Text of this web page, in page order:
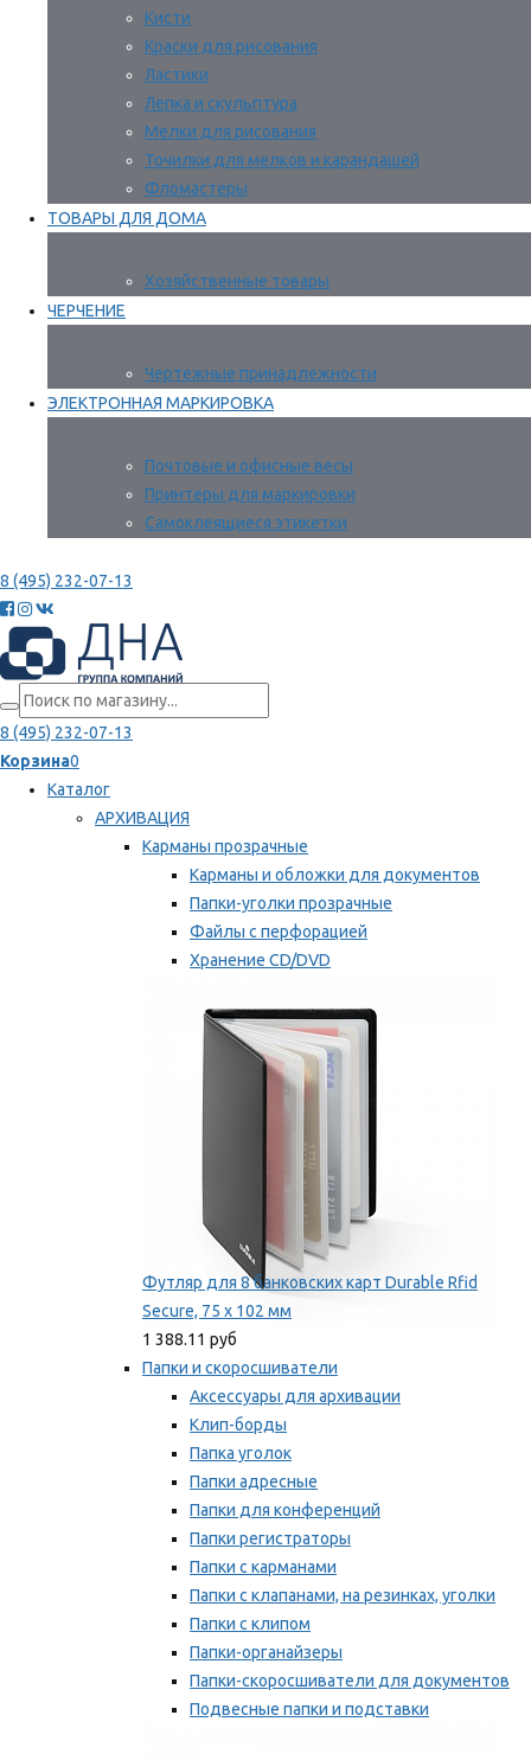
Кисти
Краски для рисования
Ластики
Лепка и скульптура
Мелки для рисования
Точилки для мелков и карандашей
Фломастеры
ТОВАРЫ ДЛЯ ДОМА
Хозяйственные товары
ЧЕРЧЕНИЕ
Чертежные принадлежности
ЭЛЕКТРОННАЯ МАРКИРОВКА
Почтовые и офисные весы
Принтеры для маркировки
Самоклеящиеся этикетки
8 (495) 232-07-13
8 (495) 232-07-13
Корзина0
Каталог
АРХИВАЦИЯ
Карманы прозрачные
Карманы и обложки для документов
Папки-уголки прозрачные
Файлы с перфорацией
Хранение CD/DVD
Мы рекомендуем
Футляр для 8 банковских карт Durable Rfid
Secure, 75 х 102 мм
1 388.11 руб
Папки и скоросшиватели
Аксессуары для архивации
Клип-борды
Папка уголок
Папки адресные
Папки для конференций
Папки регистраторы
Папки с карманами
Папки с клапанами, на резинках, уголки
Папки с клипом
Папки-органайзеры
Папки-скоросшиватели для документов
Подвесные папки и подставки